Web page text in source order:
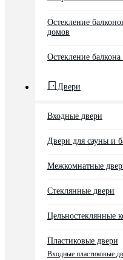
Остекление
домов
Остекление
Двери
Входные двери
Двери для сауны и
Межкомнатные
Стеклянные двери
Цельностеклянные
Пластиковые двери
Входные пластиковые